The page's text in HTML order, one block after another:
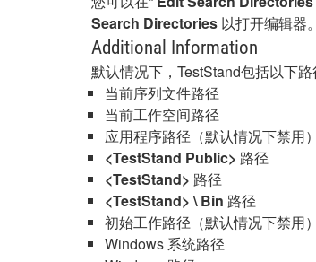
Search Directories 以打开编辑器。
Additional Information
默认情况下，TestStand包括以下
当前序列文件路径
当前工作空间路径
应用程序路径（默认情况下禁用）
<TestStand Public> 路径
<TestStand> 路径
<TestStand> \ Bin 路径
初始工作路径（默认情况下禁用）
Windows 系统路径